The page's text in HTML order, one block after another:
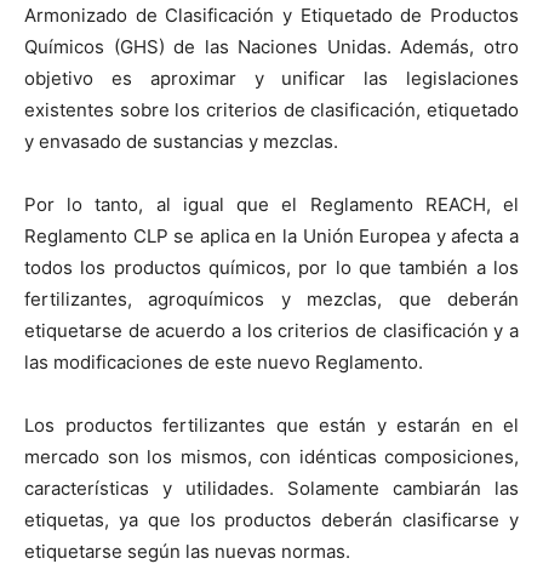
Armonizado de Clasificación y Etiquetado de Productos
Químicos (GHS) de las Naciones Unidas. Además, otro
objetivo es aproximar y unificar las legislaciones
existentes sobre los criterios de clasificación, etiquetado
y envasado de sustancias y mezclas.
Por lo tanto, al igual que el Reglamento REACH, el
Reglamento CLP se aplica en la Unión Europea y afecta a
todos los productos químicos, por lo que también a los
fertilizantes, agroquímicos y mezclas, que deberán
etiquetarse de acuerdo a los criterios de clasificación y a
las modificaciones de este nuevo Reglamento.
Los productos fertilizantes que están y estarán en el
mercado son los mismos, con idénticas composiciones,
características y utilidades. Solamente cambiarán las
etiquetas, ya que los productos deberán clasificarse y
etiquetarse según las nuevas normas.